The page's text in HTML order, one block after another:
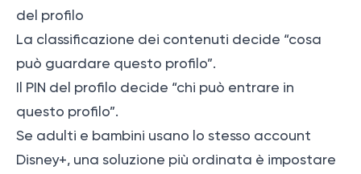
del profilo
La classificazione dei contenuti decide “cosa
può guardare questo profilo”.
Il PIN del profilo decide “chi può entrare in
questo profilo”.
Se adulti e bambini usano lo stesso account
Disney+, una soluzione più ordinata è impostare